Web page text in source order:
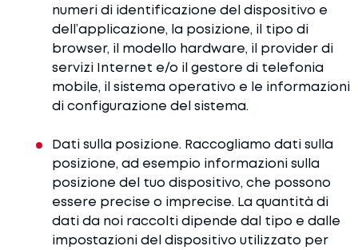
numeri di identificazione del dispositivo e
dell’applicazione, la posizione, il tipo di
browser, il modello hardware, il provider di
servizi Internet e/o il gestore di telefonia
mobile, il sistema operativo e le informazioni
di configurazione del sistema.
Dati sulla posizione. Raccogliamo dati sulla
posizione, ad esempio informazioni sulla
posizione del tuo dispositivo, che possono
essere precise o imprecise. La quantità di
dati da noi raccolti dipende dal tipo e dalle
impostazioni del dispositivo utilizzato per